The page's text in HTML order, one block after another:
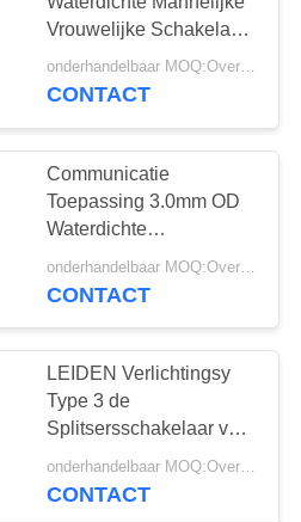
Vrouwelijke Schakelaar
van 8A
onderhandelbaar MOQ:Overeen te komen
CONTACT
Communicatie
Toepassing 3.0mm OD
Waterdichte
Cirkelschakelaar
CONTACT
LEIDEN Verlichtingsy
Type 3 de
Splitsersschakelaar van
de Speld Waterdichte
Kabel
onderhandelbaar MOQ:Overeen te komen
CONTACT